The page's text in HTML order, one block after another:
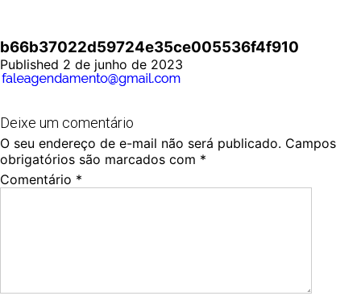
b66b37022d59724e35ce005536f4f910
Published 2 de junho de 2023
Deixe um comentário
O seu endereço de e-mail não será publicado. Campos
obrigatórios são marcados com *
Comentário *